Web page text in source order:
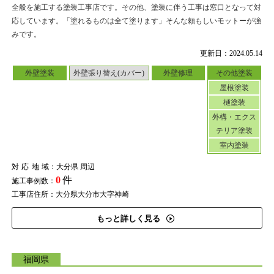
更新日：2024.05.14
外壁塗装 外壁張り替え(カバー) 外壁修理
その他塗装
屋根塗装
樋塗装
外構・エクス
テリア塗装
室内塗装
対応地域：大分県 周辺
施工事例数： 0件
工事店住所：大分県大分市大字神崎
もっと詳しく見る
全般を施工する塗装工事店です。その他、塗装に伴う工事は窓口となって対
応しています。「塗れるものは全て塗ります」そんな頼もしいモットーが強
みです。
福岡県